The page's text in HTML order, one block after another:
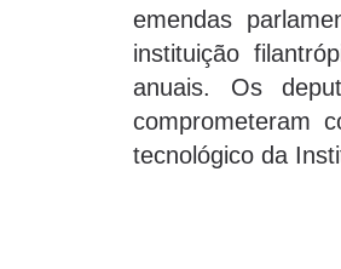
emendas
instituição
anuais. Os
comprometeram
tecnológico da